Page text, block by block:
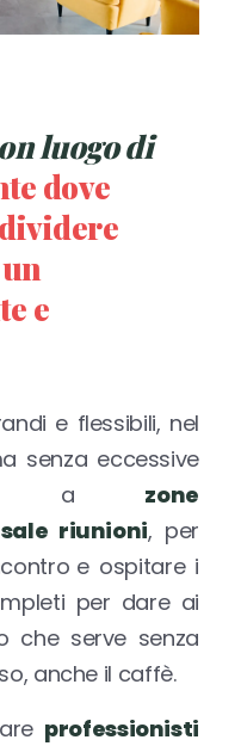
luogo di
dove
e
e flessibili, nel
senza eccessive
a zone
sale riunioni, per
e ospitare i
per dare ai
che serve senza
anche il caffè.
professionisti